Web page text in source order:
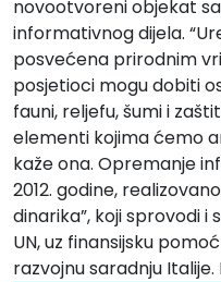
novootvoreni objekat
informativnog dijela.
posvećena prirodnim
posjetioci mogu dobiti
fauni, reljefu, šumi i
elementi kojima ćemo
kaže ona. Opremanje
2012. godine,
dinarika”, koji sprovodi i
UN, uz finansijsku
razvojnu saradnju Italije.